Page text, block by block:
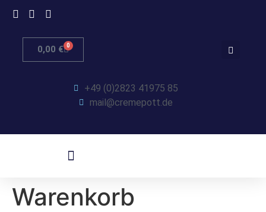
+49 (0)2823 41975 85
mail@cremepott.de
0,00 € 0
Warenkorb